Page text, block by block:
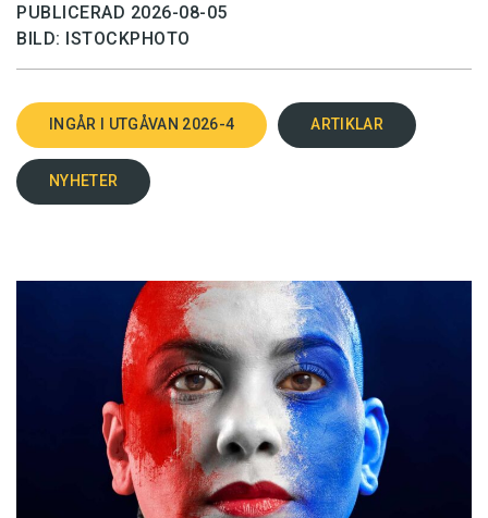
PUBLICERAD 2026-08-05
BILD: ISTOCKPHOTO
INGÅR I UTGÅVAN 2026-4 ARTIKLAR
NYHETER